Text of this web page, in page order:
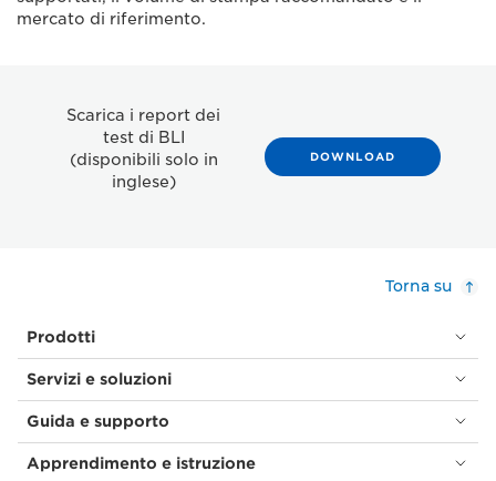
mercato di riferimento.
Scarica i report dei
test di BLI
(disponibili solo in
inglese)
DOWNLOAD
Torna su
Prodotti
Servizi e soluzioni
Guida e supporto
Apprendimento e istruzione